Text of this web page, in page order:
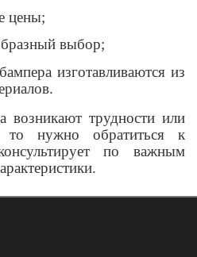
цены;
выбор;
изготавливаются из
возникают трудности или
то нужно обратиться к
по важным